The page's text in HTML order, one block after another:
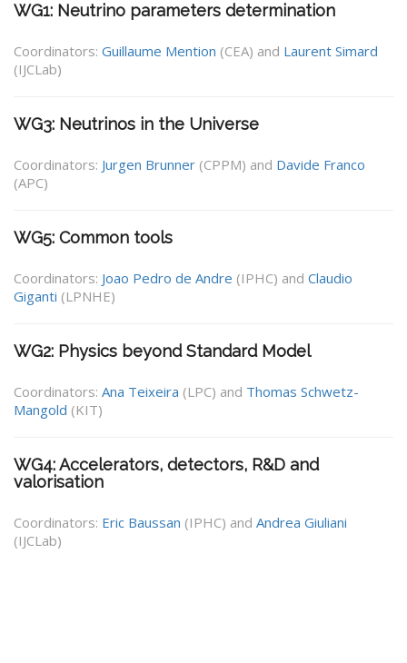
WG1: Neutrino parameters determination
Coordinators: Guillaume Mention (CEA) and Laurent Simard
(IJCLab)
WG3: Neutrinos in the Universe
Coordinators: Jurgen Brunner (CPPM) and Davide Franco
(APC)
WG5: Common tools
Coordinators: Joao Pedro de Andre (IPHC) and Claudio
Giganti (LPNHE)
WG2: Physics beyond Standard Model
Coordinators: Ana Teixeira (LPC) and Thomas Schwetz-
Mangold (KIT)
WG4: Accelerators, detectors, R&D and
valorisation
Coordinators: Eric Baussan (IPHC) and Andrea Giuliani
(IJCLab)